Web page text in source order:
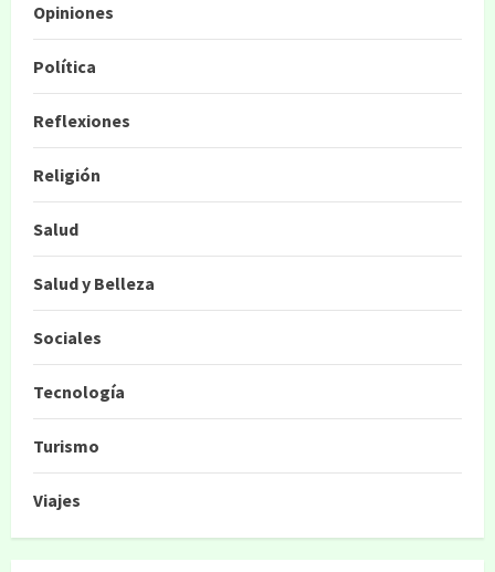
Opiniones
Política
Reflexiones
Religión
Salud
Salud y Belleza
Sociales
Tecnología
Turismo
Viajes